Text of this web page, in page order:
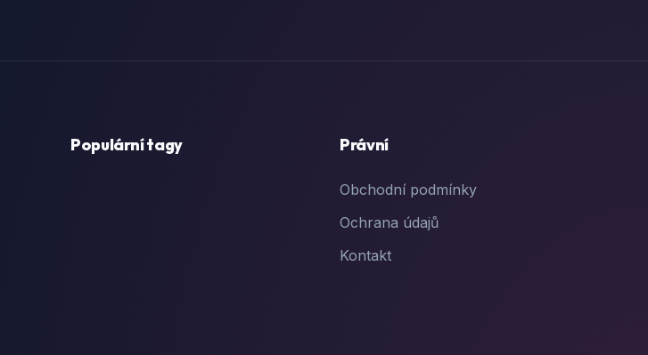
Populární tagy Právní
Obchodní podmínky
Ochrana údajů
Kontakt